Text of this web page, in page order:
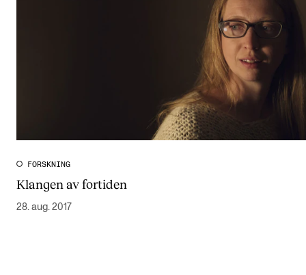
FORSKNING
Klangen av fortiden
28. aug. 2017